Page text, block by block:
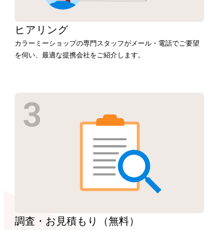
ヒアリング
カラーミーショップの専門スタッフがメール・電話でご要望
を伺い、最適な提携会社をご紹介します。
調査・お見積もり （無料）